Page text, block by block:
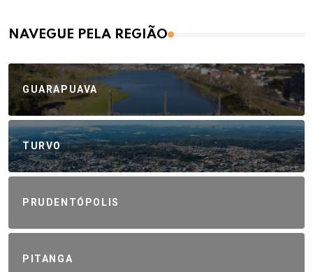
NAVEGUE PELA REGIÃO
GUARAPUAVA
TURVO
PRUDENTÓPOLIS
PITANGA